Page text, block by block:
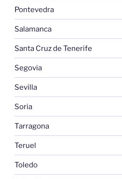
Pontevedra
Salamanca
Santa Cruz de Tenerife
Segovia
Sevilla
Soria
Tarragona
Teruel
Toledo